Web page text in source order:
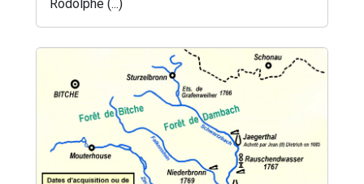
Rodolphe (...)